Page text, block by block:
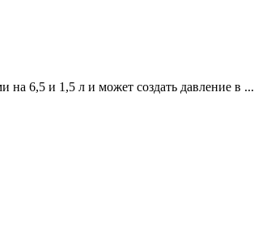
6,5 и 1,5 л и может создать давление в ...